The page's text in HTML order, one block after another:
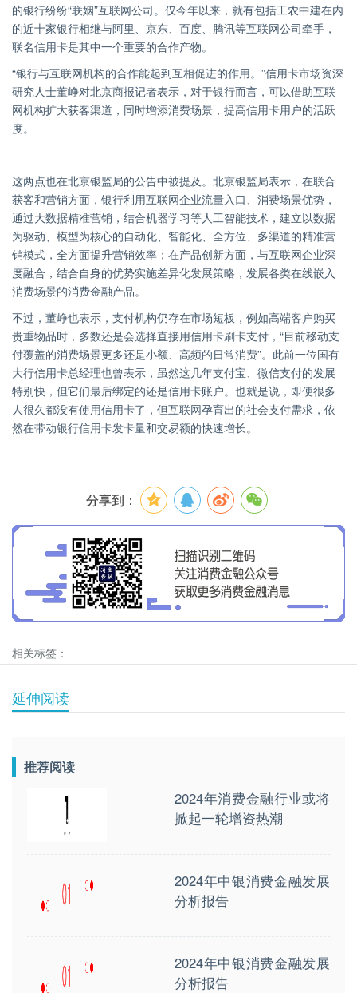
的银行纷纷“联姻”互联网公司。仅今年以来，就有包括工农中建在内
的近十家银行相继与阿里、京东、百度、腾讯等互联网公司牵手，
联名信用卡是其中一个重要的合作产物。
“银行与互联网机构的合作能起到互相促进的作用。”信用卡市场资深
研究人士董峥对北京商报记者表示，对于银行而言，可以借助互联
网机构扩大获客渠道，同时增添消费场景，提高信用卡用户的活跃
度。
这两点也在北京银监局的公告中被提及。北京银监局表示，在联合
获客和营销方面，银行利用互联网企业流量入口、消费场景优势，
通过大数据精准营销，结合机器学习等人工智能技术，建立以数据
为驱动、模型为核心的自动化、智能化、全方位、多渠道的精准营
销模式，全方面提升营销效率；在产品创新方面，与互联网企业深
度融合，结合自身的优势实施差异化发展策略，发展各类在线嵌入
消费场景的消费金融产品。
不过，董峥也表示，支付机构仍存在市场短板，例如高端客户购买
贵重物品时，多数还是会选择直接用信用卡刷卡支付，“目前移动支
付覆盖的消费场景更多还是小额、高频的日常消费”。此前一位国有
大行信用卡总经理也曾表示，虽然这几年支付宝、微信支付的发展
特别快，但它们最后绑定的还是信用卡账户。也就是说，即便很多
人很久都没有使用信用卡了，但互联网孕育出的社会支付需求，依
然在带动银行信用卡发卡量和交易额的快速增长。
分享到：
相关标签：
延伸阅读
推荐阅读
2024年消费金融行业或将
掀起一轮增资热潮
2024年中银消费金融发展
分析报告
2024年中银消费金融发展
分析报告